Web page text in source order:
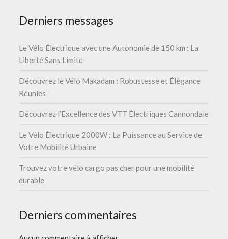
Derniers messages
Le Vélo Électrique avec une Autonomie de 150 km : La
Liberté Sans Limite
Découvrez le Vélo Makadam : Robustesse et Élégance
Réunies
Découvrez l’Excellence des VTT Électriques Cannondale
Le Vélo Électrique 2000W : La Puissance au Service de
Votre Mobilité Urbaine
Trouvez votre vélo cargo pas cher pour une mobilité
durable
Derniers commentaires